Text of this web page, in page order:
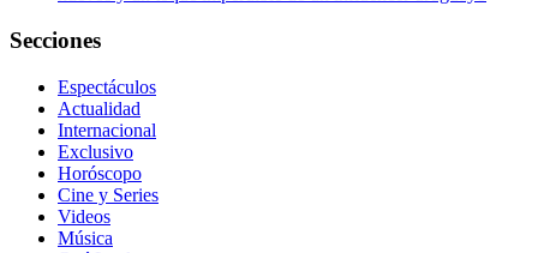
Secciones
Espectáculos
Actualidad
Internacional
Exclusivo
Horóscopo
Cine y Series
Videos
Música